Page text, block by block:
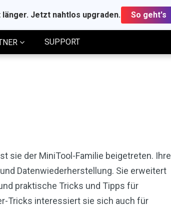
länger. Jetzt nahtlos upgraden. So geht's
SUPPORT
sie der MiniTool-Familie beigetreten. Ihre
Datenwiederherstellung. Sie erweitert
praktische Tricks und Tipps für
Tricks interessiert sie sich auch für